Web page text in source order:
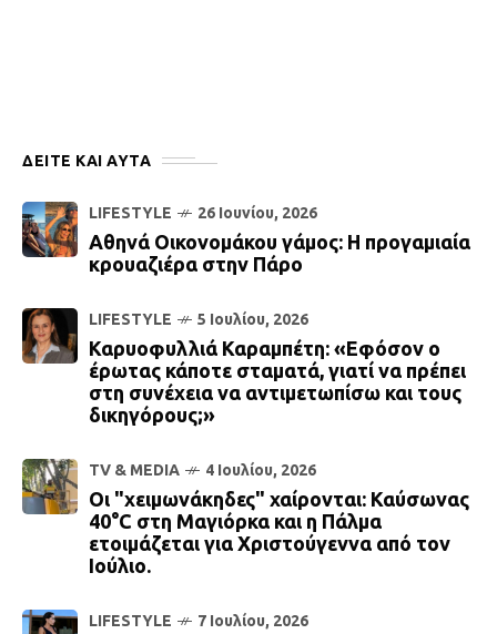
ΔΕΙΤΕ ΚΑΙ ΑΥΤΆ
LIFESTYLE 26 Ιουνίου, 2026
Αθηνά Οικονομάκου γάμος: Η προγαμιαία
κρουαζιέρα στην Πάρο
LIFESTYLE 5 Ιουλίου, 2026
Καρυοφυλλιά Καραμπέτη: «Εφόσον ο
έρωτας κάποτε σταματά, γιατί να πρέπει
στη συνέχεια να αντιμετωπίσω και τους
δικηγόρους;»
TV & MEDIA 4 Ιουλίου, 2026
Οι "χειμωνάκηδες" χαίρονται: Καύσωνας
40°C στη Μαγιόρκα και η Πάλμα
ετοιμάζεται για Χριστούγεννα από τον
Ιούλιο.
LIFESTYLE 7 Ιουλίου, 2026